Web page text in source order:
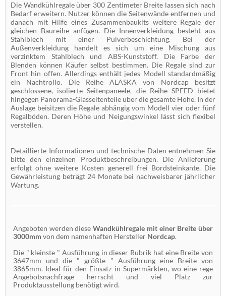
Die Wandkühlregale über 300 Zentimeter Breite lassen sich nach
Bedarf erweitern. Nutzer können die Seitenwände entfernen und
danach mit Hilfe eines Zusammenbaukits weitere Regale der
gleichen Baureihe anfügen. Die Innenverkleidung besteht aus
Stahlblech mit einer Pulverbeschichtung. Bei der
Außenverkleidung handelt es sich um eine Mischung aus
verzinktem Stahlblech und ABS-Kunststoff. Die Farbe der
Blenden können Käufer selbst bestimmen. Die Regale sind zur
Front hin offen. Allerdings enthält jedes Modell standardmäßig
ein Nachtrollo. Die Reihe ALASKA von Nordcap besitzt
geschlossene, isolierte Seitenpaneele, die Reihe SPEED bietet
hingegen Panorama-Glasseitenteile über die gesamte Höhe. In der
Auslage beisitzen die Regale abhängig vom Modell vier oder fünf
Regalböden. Deren Höhe und Neigungswinkel lässt sich flexibel
verstellen.
Detaillierte Informationen und technische Daten entnehmen Sie
bitte den einzelnen Produktbeschreibungen. Die Anlieferung
erfolgt ohne weitere Kosten generell frei Bordsteinkante. Die
Gewährleistung beträgt 24 Monate bei nachweisbarer jährlicher
Wartung.
Angeboten werden dieseWandkühlregale mit einer Breite über
3000mm von dem namenhaften Hersteller Nordcap.
Die " kleinste " Ausführung in dieser Rubrik hat eine Breite von
3647mm und die " größte " Ausführung eine Breite von
3865mm. Ideal für den Einsatz in Supermärkten, wo eine rege
Angebotsnachfrage herrscht und viel Platz zur
Produktausstellung benötigt wird.